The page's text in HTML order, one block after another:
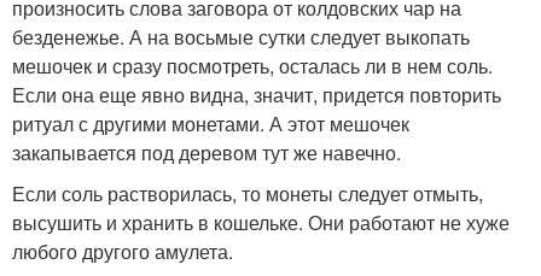
произносить слова заговора от колдовских чар на
безденежье. А на восьмые сутки следует выкопать
мешочек и сразу посмотреть, осталась ли в нем соль.
Если она еще явно видна, значит, придется повторить
ритуал с другими монетами. А этот мешочек
закапывается под деревом тут же навечно.
Если соль растворилась, то монеты следует отмыть,
высушить и хранить в кошельке. Они работают не хуже
любого другого амулета.